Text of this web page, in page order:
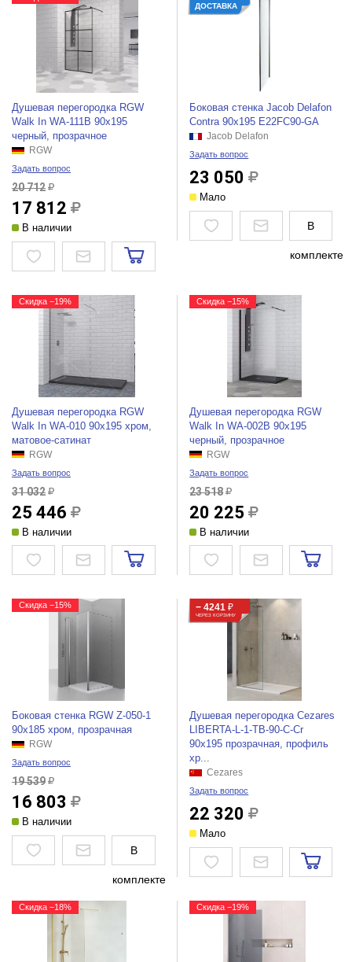
Душевая перегородка RGW
Walk In WA-111B 90x195
черный, прозрачное
RGW
Задать вопрос
20 712
17 812
В наличии
ДОСТАВКА
Боковая стенка Jacob Delafon
Contra 90x195 E22FC90-GA
Jacob Delafon
Задать вопрос
23 050
Мало
В
комплекте
Скидка −19%
Душевая перегородка RGW
Walk In WA-010 90x195 хром,
матовое-сатинат
RGW
Задать вопрос
31 032
25 446
В наличии
Скидка −15%
Душевая перегородка RGW
Walk In WA-002B 90x195
черный, прозрачное
RGW
Задать вопрос
23 518
20 225
В наличии
Скидка −15%
Боковая стенка RGW Z-050-1
90x185 хром, прозрачная
RGW
Задать вопрос
19 539
16 803
В наличии
В
комплекте
− 4241 ₽
ЧЕРЕЗ КОРЗИНУ
Душевая перегородка Cezares
LIBERTA-L-1-TB-90-C-Cr
90x195 прозрачная, профиль
хр...
Cezares
Задать вопрос
22 320
Мало
Скидка −18% Скидка −19%